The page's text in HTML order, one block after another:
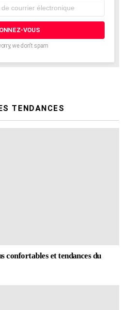
we don't spam
TENDANCES
confortables et tendances du